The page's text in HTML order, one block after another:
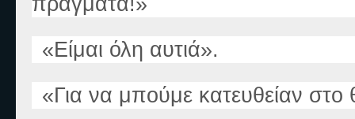
«Είμαι όλη αυτιά».
«Για να μπούμε κατευθείαν στο